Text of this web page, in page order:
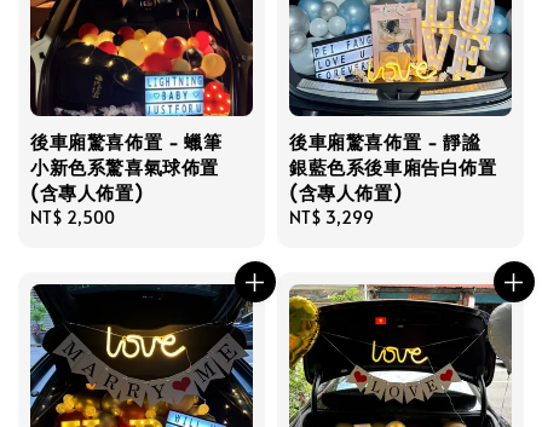
後車廂驚喜佈置 - 蠟筆
小新色系驚喜氣球佈置
(含專人佈置)
Regular
NT$ 2,500
後車廂驚喜佈置 - 靜謐
銀藍色系後車廂告白佈置
(含專人佈置)
Regular
NT$ 3,299